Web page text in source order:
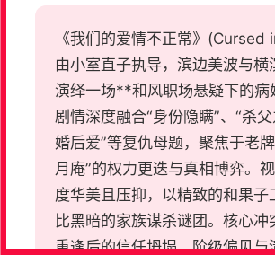
《我们的爱情不正常》(Cursed
由小室直子执导，滨边美波与横
演绎一场**和风职场悬疑下的病
剧情深度融合“身份隐瞒”、“杀
婚后爱”等复仇母题，聚焦于老
月庵”的权力更迭与真相博弈。
度华美且压抑，以精致的和果子
比黑暗的家族谋杀谜团。核心冲
重逢后的信任坍塌、阶级偏见与